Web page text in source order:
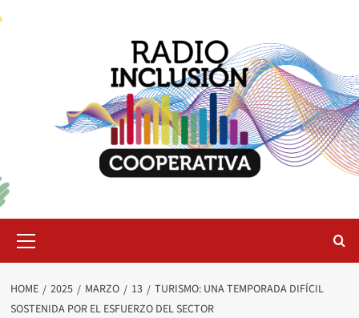
Menu
HOME 2025 MARZO 13
TURISMO: UNA TEMPORADA DIFÍCIL
SOSTENIDA POR EL ESFUERZO DEL SECTOR